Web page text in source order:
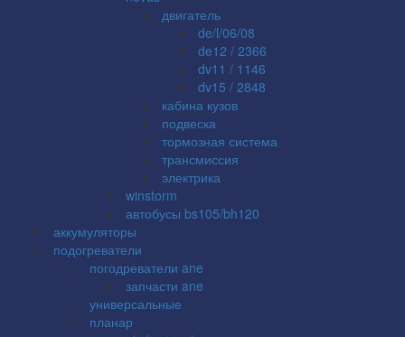
двигатель
de/l/06/08
de12 / 2366
dv11 / 1146
dv15 / 2848
кабина кузов
подвеска
тормозная система
трансмиссия
электрика
winstorm
автобусы bs105/bh120
аккумуляторы
подогреватели
погодреватели ane
запчасти ane
универсальные
планар